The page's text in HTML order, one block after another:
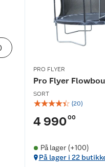
PRO FLYER
Pro Flyer
SORT
☆☆☆☆☆ (20)
4 99000
På lager (+100)
På lager i 22